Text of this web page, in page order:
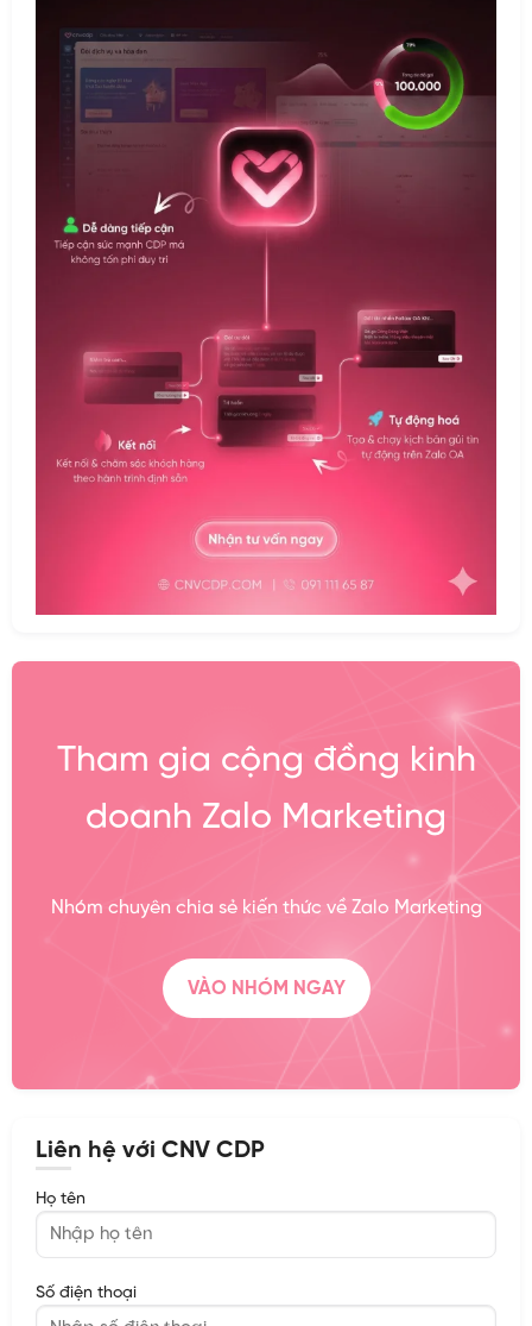
Tham gia cộng đồng kinh
doanh Zalo Marketing
Nhóm chuyên chia sẻ kiến thức về Zalo Marketing
VÀO NHÓM NGAY
Liên hệ với CNV CDP
Họ tên
Số điện thoại